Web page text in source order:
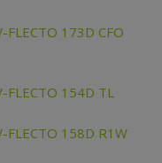
173D CFO
FLECTO 154D TL
FLECTO 158D R1W